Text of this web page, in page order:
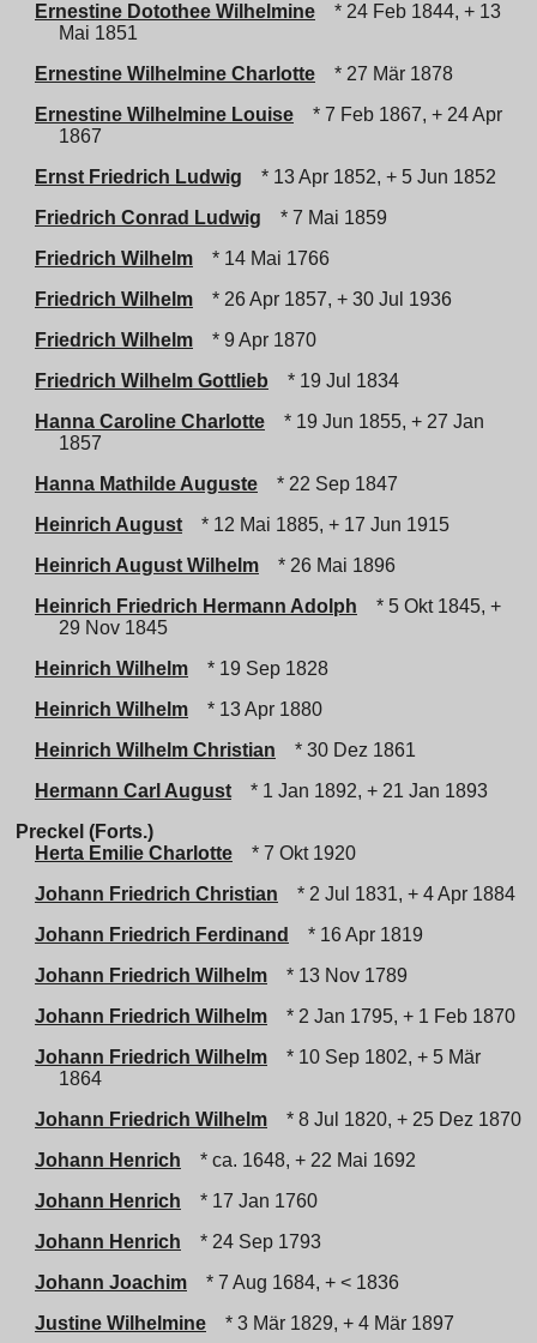
Ernestine Dotothee Wilhelmine
* 24 Feb 1844, + 13
Mai 1851
Ernestine Wilhelmine Charlotte
* 27 Mär 1878
Ernestine Wilhelmine Louise
* 7 Feb 1867, + 24 Apr
1867
Ernst Friedrich Ludwig
* 13 Apr 1852, + 5 Jun 1852
Friedrich Conrad Ludwig
* 7 Mai 1859
Friedrich Wilhelm
* 14 Mai 1766
Friedrich Wilhelm
* 26 Apr 1857, + 30 Jul 1936
Friedrich Wilhelm
* 9 Apr 1870
Friedrich Wilhelm Gottlieb
* 19 Jul 1834
Hanna Caroline Charlotte
* 19 Jun 1855, + 27 Jan
1857
Hanna Mathilde Auguste
* 22 Sep 1847
Heinrich August
* 12 Mai 1885, + 17 Jun 1915
Heinrich August Wilhelm
* 26 Mai 1896
Heinrich Friedrich Hermann Adolph
* 5 Okt 1845, +
29 Nov 1845
Heinrich Wilhelm
* 19 Sep 1828
Heinrich Wilhelm
* 13 Apr 1880
Heinrich Wilhelm Christian
* 30 Dez 1861
Hermann Carl August
* 1 Jan 1892, + 21 Jan 1893
Preckel (Forts.)
Herta Emilie Charlotte
* 7 Okt 1920
Johann Friedrich Christian
* 2 Jul 1831, + 4 Apr 1884
Johann Friedrich Ferdinand
* 16 Apr 1819
Johann Friedrich Wilhelm
* 13 Nov 1789
Johann Friedrich Wilhelm
* 2 Jan 1795, + 1 Feb 1870
Johann Friedrich Wilhelm
* 10 Sep 1802, + 5 Mär
1864
Johann Friedrich Wilhelm
* 8 Jul 1820, + 25 Dez 1870
Johann Henrich
* ca. 1648, + 22 Mai 1692
Johann Henrich
* 17 Jan 1760
Johann Henrich
* 24 Sep 1793
Johann Joachim
* 7 Aug 1684, + < 1836
Justine Wilhelmine
* 3 Mär 1829, + 4 Mär 1897